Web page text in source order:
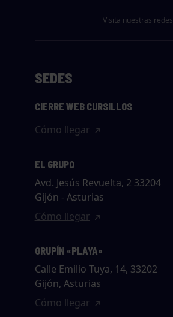
Visita nuestras redes
SEDES
CIERRE WEB CURSILLOS
Cómo llegar
EL GRUPO
Avd. Jesús Revuelta, 2 33204
Gijón - Asturias
Cómo llegar
GRUPÍN «PLAYA»
Calle Emilio Tuya, 14, 33202
Gijón, Asturias
Cómo llegar